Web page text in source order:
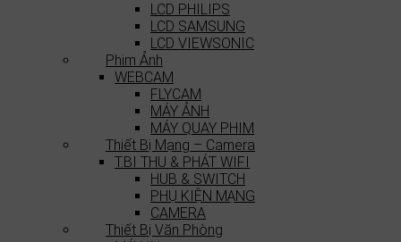
LCD PHILIPS
LCD SAMSUNG
LCD VIEWSONIC
Phim Ảnh
WEBCAM
FLYCAM
MÁY ẢNH
MÁY QUAY PHIM
Thiết Bị Mạng – Camera
T.BI THU & PHÁT WIFI
HUB & SWITCH
PHỤ KIỆN MẠNG
CAMERA
Thiết Bị Văn Phòng